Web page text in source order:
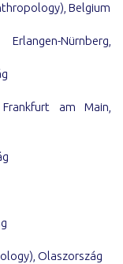
Belgium
Nürnberg,
am Main,
Olaszország